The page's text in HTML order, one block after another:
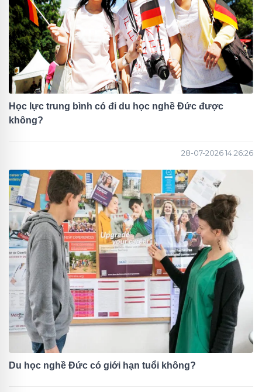
Học lực trung bình có đi du học nghề Đức được
không?
28-07-2026 14:26:26
Du học nghề Đức có giới hạn tuổi không?